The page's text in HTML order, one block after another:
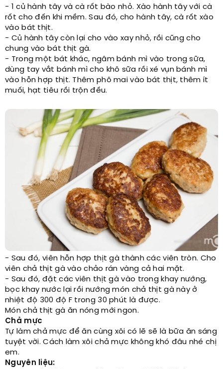
- 1 củ hành tây và cà rốt bào nhỏ. Xào hành tây với cà
rốt cho đến khi mềm. Sau đó, cho hành tây, cà rốt xào
vào bát thịt.
- Củ hành tây còn lại cho vào xay nhỏ, rồi cũng cho
chung vào bát thịt gà.
- Trong một bát khác, ngâm bánh mì vào trong sữa,
dùng tay vắt bánh mì cho khô sữa rồi xé vụn bánh mì
vào hỗn hợp thịt. Thêm phô mai vào bát thịt, thêm ít
muối, hạt tiêu rồi trộn đều.
- Sau đó, viên hỗn hợp thịt gà thành các viên tròn. Cho
viên chả thịt gà vào chảo rán vàng cả hai mặt.
- Sau đó, đặt các viên thịt gà vào trong khay nướng,
bọc khay nước lại rồi nướng món chả thịt gà này ở
nhiệt độ 300 độ F trong 30 phút là được.
Món chả thịt gà ăn nóng mới ngon.
Chả mực
Tự làm chả mực để ăn cùng xôi có lẽ sẽ là bữa ăn sáng
tuyệt vời. Cách làm xôi chả mực không khó đâu nhé chị
em.
Nguyên liệu: